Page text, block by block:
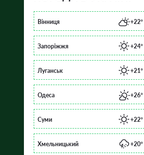
Вінниця +22°
Запоріжжя +24°
Луганськ +21°
Одеса +26°
Суми +22°
Хмельницький +20°